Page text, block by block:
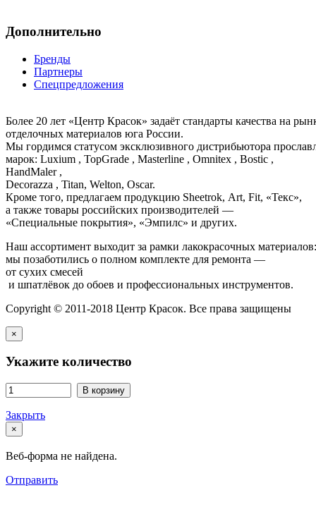
Дополнительно
Бренды
Партнеры
Спецпредложения
Более 20 лет «Центр Красок» задаёт стандарты качества на
отделочных материалов юга России.
Мы гордимся статусом эксклюзивного дистрибьютора
марок: Luxium , TopGrade , Masterline , Omnitex , Bostic ,
HandMaler ,
Decorazza , Titan, Welton, Oscar.
Кроме того, предлагаем продукцию Sheetrok, Art, Fit, «Текс»,
а также товары российских производителей —
«Специальные покрытия», «Эмпилс» и других.
Наш ассортимент выходит за рамки лакокрасочных
мы позаботились о полном комплекте для ремонта —
от сухих смесей
и шпатлёвок до обоев и профессиональных инструментов.
Copyright © 2011-2018 Центр Красок. Все права защищены
×
Укажите количество
В корзину
Закрыть
×
Веб-форма не найдена.
Отправить